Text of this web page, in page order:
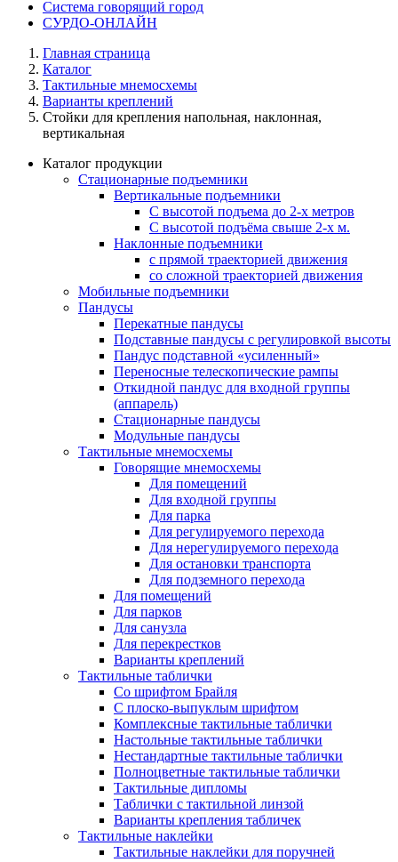
Система говорящий город
СУРДО-ОНЛАЙН
Главная страница
Каталог
Тактильные мнемосхемы
Варианты креплений
Стойки для крепления напольная, наклонная,
вертикальная
Каталог продукции
Стационарные подъемники
Вертикальные подъемники
С высотой подъема до 2-х метров
С высотой подъёма свыше 2-х м.
Наклонные подъемники
с прямой траекторией движения
со сложной траекторией движения
Мобильные подъемники
Пандусы
Перекатные пандусы
Подставные пандусы с регулировкой выcоты
Пандус подставной «усиленный»
Переносные телескопические рампы
Откидной пандус для входной группы
(аппарель)
Стационарные пандусы
Модульные пандусы
Тактильные мнемосхемы
Говорящие мнемосхемы
Для помещений
Для входной группы
Для парка
Для регулируемого перехода
Для нерегулируемого перехода
Для остановки транспорта
Для подземного перехода
Для помещений
Для парков
Для санузла
Для перекрестков
Варианты креплений
Тактильные таблички
Со шрифтом Брайля
С плоско-выпуклым шрифтом
Комплексные тактильные таблички
Настольные тактильные таблички
Нестандартные тактильные таблички
Полноцветные тактильные таблички
Тактильные дипломы
Таблички с тактильной линзой
Варианты крепления табличек
Тактильные наклейки
Тактильные наклейки для поручней